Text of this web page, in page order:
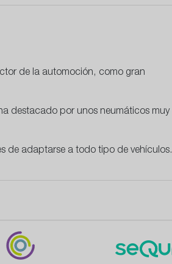
de la automoción, como gran
destacado por unos neumáticos muy
de adaptarse a todo tipo de vehículos.